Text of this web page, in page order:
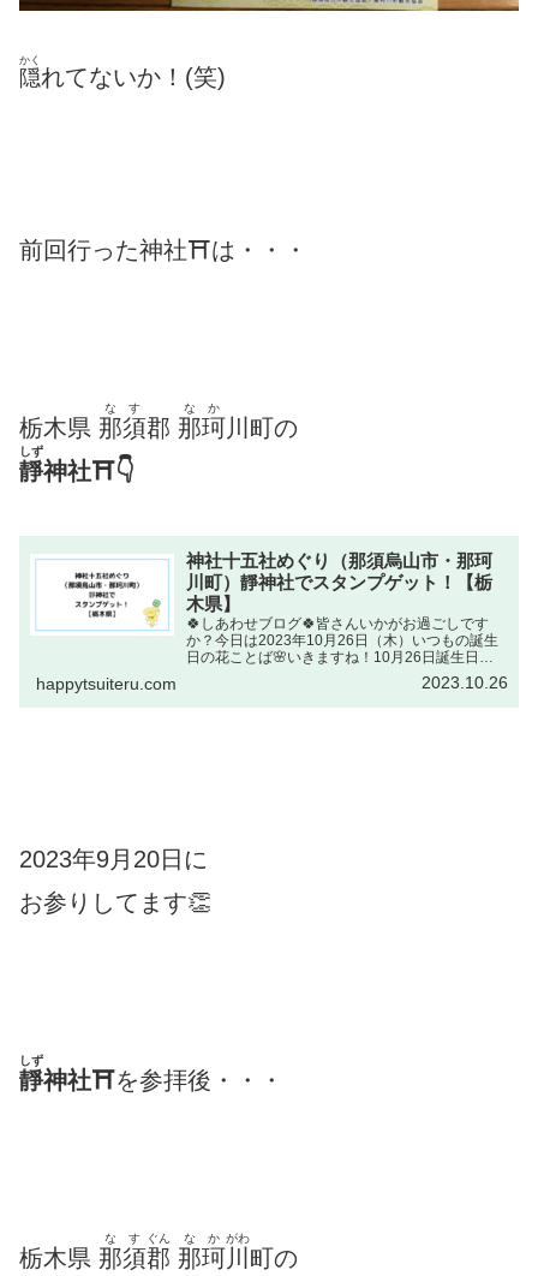
隠
かく
れてないか！(笑)
前回行った神社⛩は・・・
栃木県 那須
なす
郡 那珂
なか
川町の
靜
しず
神社⛩👇
神社十五社めぐり（那須烏山市・那珂
川町）靜神社でスタンプゲット！【栃
木県】
🍀しあわせブログ🍀皆さんいかがお過ごしです
か？今日は2023年10月26日（木）いつもの誕生
日の花ことば🌸いきますね！10月26日誕生日の
花：モヨウビユ（模様莧・ヒユ科）花ことば：燃
え上がった情熱出典元：NHKラジオ深夜便 誕生
日の花燃え上...
happytsuiteru.com 2023.10.26
2023年9月20日に
お参りしてます👏
靜
しず
神社⛩を参拝後・・・
栃木県 那須
なす
郡
ぐん
那珂
なか
川
がわ
町の